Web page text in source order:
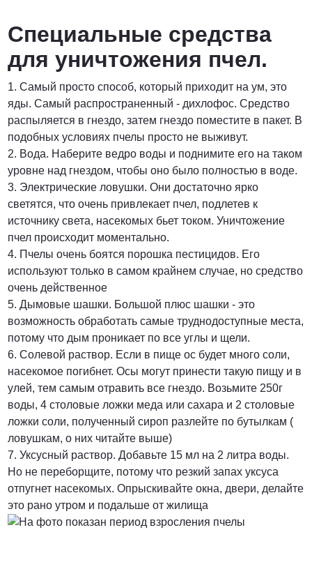
Специальные средства
для уничтожения пчел.
1. Самый просто способ, который приходит на ум, это
яды. Самый распространенный - дихлофос. Средство
распыляется в гнездо, затем гнездо поместите в пакет. В
подобных условиях пчелы просто не выживут.
2. Вода. Наберите ведро воды и поднимите его на таком
уровне над гнездом, чтобы оно было полностью в воде.
3. Электрические ловушки. Они достаточно ярко
светятся, что очень привлекает пчел, подлетев к
источнику света, насекомых бьет током. Уничтожение
пчел происходит моментально.
4. Пчелы очень боятся порошка пестицидов. Его
используют только в самом крайнем случае, но средство
очень действенное
5. Дымовые шашки. Большой плюс шашки - это
возможность обработать самые труднодоступные места,
потому что дым проникает по все углы и щели.
6. Солевой раствор. Если в пище ос будет много соли,
насекомое погибнет. Осы могут принести такую пищу и в
улей, тем самым отравить все гнездо. Возьмите 250г
воды, 4 столовые ложки меда или сахара и 2 столовые
ложки соли, полученный сироп разлейте по бутылкам (
ловушкам, о них читайте выше)
7. Уксусный раствор. Добавьте 15 мл на 2 литра воды.
Но не переборщите, потому что резкий запах уксуса
отпугнет насекомых. Опрыскивайте окна, двери, делайте
это рано утром и подальше от жилища